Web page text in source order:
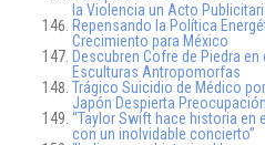
la Violencia un Acto
Repensando la Política
Crecimiento para México
Descubren Cofre de Piedra
Esculturas Antropomorfas
Trágico Suicidio de Médico
Japón Despierta Preocupación
“Taylor Swift hace historia en
con un inolvidable concierto”